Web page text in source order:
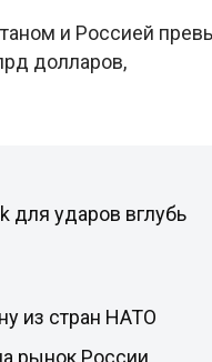
и Россией
долларов,
для ударов вглубь
из стран НАТО
рынок России